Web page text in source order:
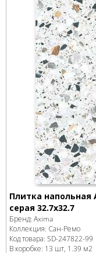
Плитка напольная
серая 32.7x32.7
Бренд: Axima
Коллекция: Сан-Ремо
Код товара: SD-247822-99
В коробке: 13 шт, 1.39 м2